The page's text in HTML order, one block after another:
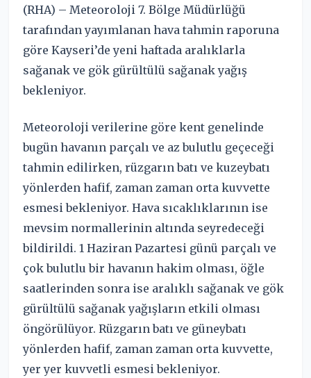
(RHA) – Meteoroloji 7. Bölge Müdürlüğü
tarafından yayımlanan hava tahmin raporuna
göre Kayseri’de yeni haftada aralıklarla
sağanak ve gök gürültülü sağanak yağış
bekleniyor.
Meteoroloji verilerine göre kent genelinde
bugün havanın parçalı ve az bulutlu geçeceği
tahmin edilirken, rüzgarın batı ve kuzeybatı
yönlerden hafif, zaman zaman orta kuvvette
esmesi bekleniyor. Hava sıcaklıklarının ise
mevsim normallerinin altında seyredeceği
bildirildi. 1 Haziran Pazartesi günü parçalı ve
çok bulutlu bir havanın hakim olması, öğle
saatlerinden sonra ise aralıklı sağanak ve gök
gürültülü sağanak yağışların etkili olması
öngörülüyor. Rüzgarın batı ve güneybatı
yönlerden hafif, zaman zaman orta kuvvette,
yer yer kuvvetli esmesi bekleniyor.